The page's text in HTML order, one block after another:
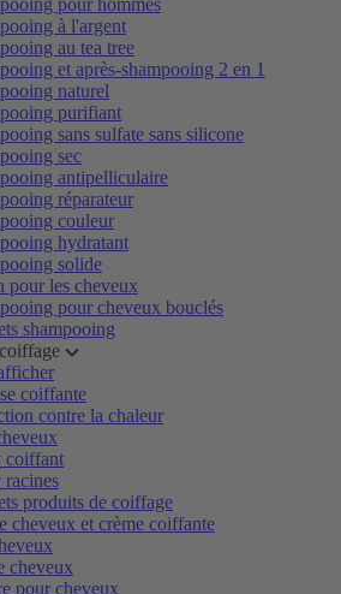
pour hommes
à l'argent
au tea tree
et après-shampooing 2 en 1
naturel
purifiant
sans sulfate sans silicone
sec
antipelliculaire
réparateur
couleur
hydratant
solide
pour les cheveux
pour cheveux bouclés
shampooing
coiffante
contre la chaleur
coiffant
racines
produits de coiffage
cheveux et crème coiffante
cheveux
pour cheveux